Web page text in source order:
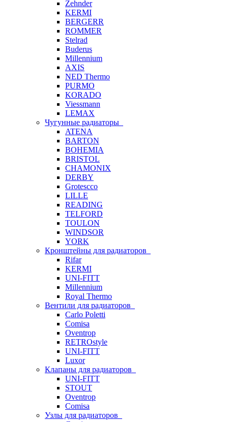
Zehnder
KERMI
BERGERR
ROMMER
Stelrad
Buderus
Millennium
AXIS
NED Thermo
PURMO
KORADO
Viessmann
LEMAX
Чугунные радиаторы
ATENA
BARTON
BOHEMIA
BRISTOL
CHAMONIX
DERBY
Grotescco
LILLE
READING
TELFORD
TOULON
WINDSOR
YORK
Кронштейны для радиаторов
Rifar
KERMI
UNI-FITT
Millennium
Royal Thermo
Вентили для радиаторов
Carlo Poletti
Comisa
Oventrop
RETROstyle
UNI-FITT
Luxor
Клапаны для радиаторов
UNI-FITT
STOUT
Oventrop
Comisa
Узлы для радиаторов